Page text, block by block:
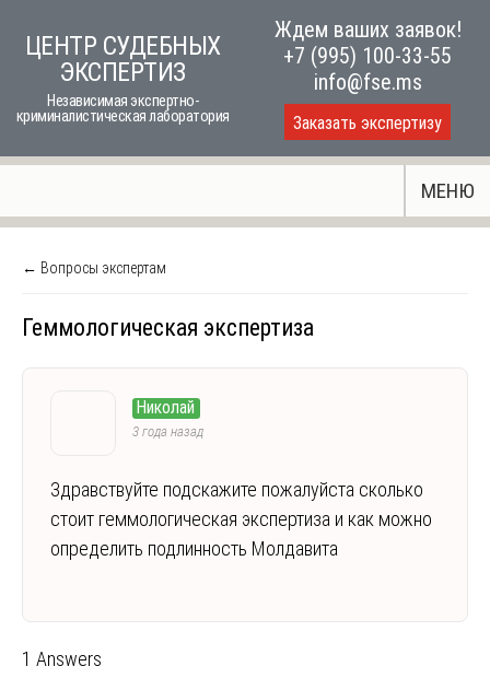
ЦЕНТР СУДЕБНЫХ
ЭКСПЕРТИЗ
Независимая экспертно-
криминалистическая лаборатория
Ждем ваших заявок!
+7 (995) 100-33-55
info@fse.ms
Заказать экспертизу
МЕНЮ
← Вопросы экспертам
Геммологическая экспертиза
Николай
3 года назад
Здравствуйте подскажите пожалуйста сколько
стоит геммологическая экспертиза и как можно
определить подлинность Молдавита
1 Answers